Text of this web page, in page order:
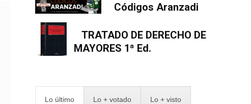
Códigos Aranzadi
TRATADO DE DERECHO DE
MAYORES 1ª Ed.
Lo último Lo + votado Lo + visto